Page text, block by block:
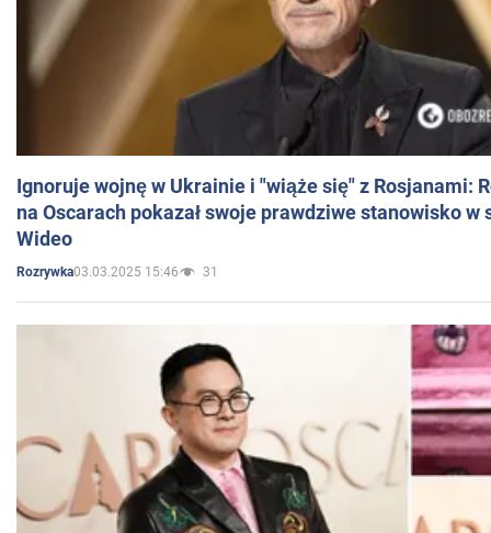
Ignoruje wojnę w Ukrainie i "wiąże się" z Rosjanami:
na Oscarach pokazał swoje prawdziwe stanowisko w
Wideo
Rozrywka03.03.2025 15:46 31